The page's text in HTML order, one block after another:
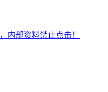
内部资料禁止点击！